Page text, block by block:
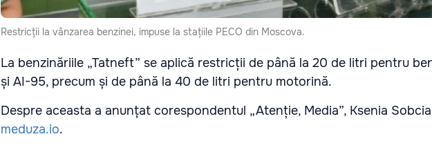
Restricții la vânzarea benzinei, impuse la stațiile PECO din Moscova.
La benzinăriile „Tatneft” se aplică restricții de până la 20 de litri pentru
și AI-95, precum și de până la 40 de litri pentru motorină.
Despre aceasta a anunțat corespondentul „Atenție, Media”, Ksenia
meduza.io.